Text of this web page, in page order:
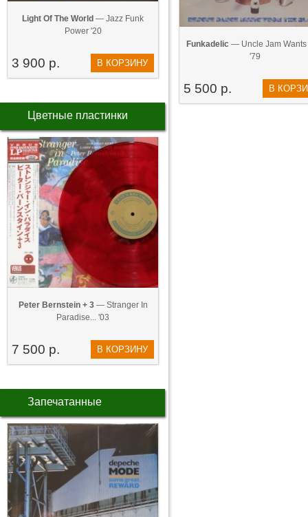
Light Of The World — Jazz Funk
Power '20
3 900 р. В КОРЗИНУ
Цветные пластинки
Peter Bernstein + 3— Stranger In
Paradise... '03
7 500 р. В КОРЗИНУ
Запечатанные
Funkadelic — Uncle Jam Wants
'79
5 500 р. В